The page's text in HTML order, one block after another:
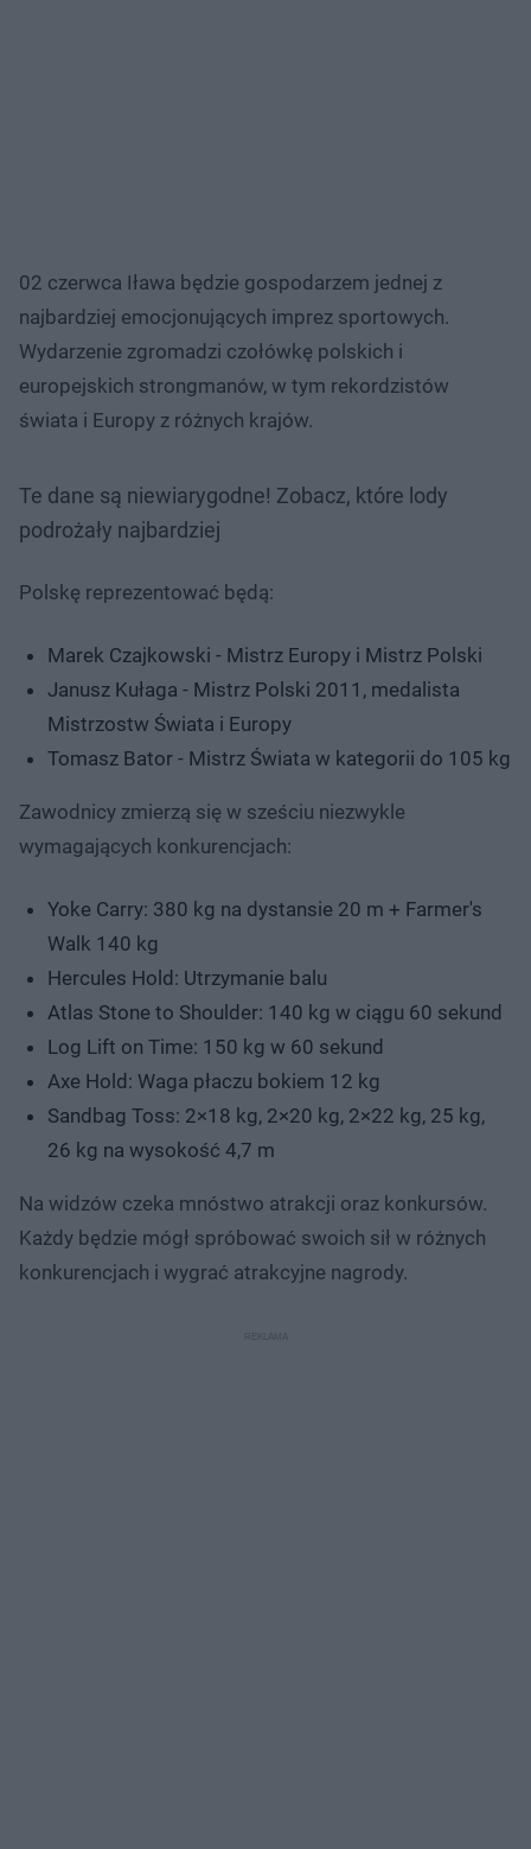
02 czerwca Iława będzie gospodarzem jednej z
najbardziej emocjonujących imprez sportowych.
Wydarzenie zgromadzi czołówkę polskich i
europejskich strongmanów, w tym rekordzistów
świata i Europy z różnych krajów.
Te dane są niewiarygodne! Zobacz, które lody
podrożały najbardziej
Polskę reprezentować będą:
Marek Czajkowski - Mistrz Europy i Mistrz Polski
Janusz Kułaga - Mistrz Polski 2011, medalista
Mistrzostw Świata i Europy
Tomasz Bator - Mistrz Świata w kategorii do 105 kg
Zawodnicy zmierzą się w sześciu niezwykle
wymagających konkurencjach:
Yoke Carry: 380 kg na dystansie 20 m + Farmer's
Walk 140 kg
Hercules Hold: Utrzymanie balu
Atlas Stone to Shoulder: 140 kg w ciągu 60 sekund
Log Lift on Time: 150 kg w 60 sekund
Axe Hold: Waga płaczu bokiem 12 kg
Sandbag Toss: 2×18 kg, 2×20 kg, 2×22 kg, 25 kg,
26 kg na wysokość 4,7 m
Na widzów czeka mnóstwo atrakcji oraz konkursów.
Każdy będzie mógł spróbować swoich sił w różnych
konkurencjach i wygrać atrakcyjne nagrody.